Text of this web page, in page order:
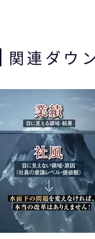
関連ダウ